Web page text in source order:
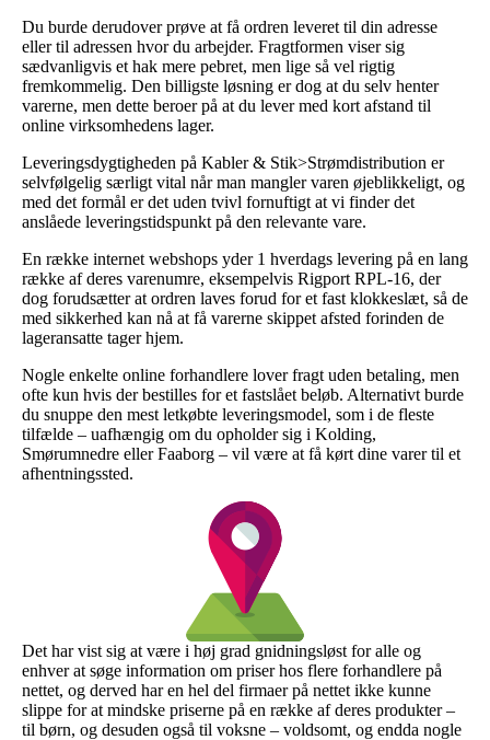
Du burde derudover prøve at få ordren leveret til din adresse
eller til adressen hvor du arbejder. Fragtformen viser sig
sædvanligvis et hak mere pebret, men lige så vel rigtig
fremkommelig. Den billigste løsning er dog at du selv henter
varerne, men dette beroer på at du lever med kort afstand til
online virksomhedens lager.
Leveringsdygtigheden på Kabler & Stik>Strømdistribution er
selvfølgelig særligt vital når man mangler varen øjeblikkeligt, og
med det formål er det uden tvivl fornuftigt at vi finder det
anslåede leveringstidspunkt på den relevante vare.
En række internet webshops yder 1 hverdags levering på en lang
række af deres varenumre, eksempelvis Rigport RPL-16, der
dog forudsætter at ordren laves forud for et fast klokkeslæt, så de
med sikkerhed kan nå at få varerne skippet afsted forinden de
lageransatte tager hjem.
Nogle enkelte online forhandlere lover fragt uden betaling, men
ofte kun hvis der bestilles for et fastslået beløb. Alternativt burde
du snuppe den mest letkøbte leveringsmodel, som i de fleste
tilfælde – uafhængig om du opholder sig i Kolding,
Smørumnedre eller Faaborg – vil være at få kørt dine varer til et
afhentningssted.
Det har vist sig at være i høj grad gnidningsløst for alle og
enhver at søge information om priser hos flere forhandlere på
nettet, og derved har en hel del firmaer på nettet ikke kunne
slippe for at mindske priserne på en række af deres produkter –
til børn, og desuden også til voksne – voldsomt, og endda nogle